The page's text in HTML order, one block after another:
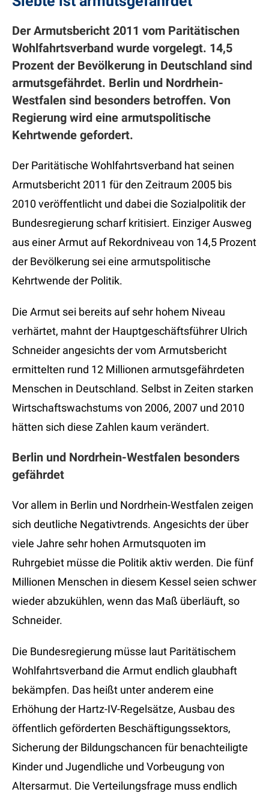
Der Armutsbericht 2011 vom Paritätischen
Wohlfahrtsverband wurde vorgelegt. 14,5
Prozent der Bevölkerung in Deutschland sind
armutsgefährdet. Berlin und Nordrhein-
Westfalen sind besonders betroffen. Von
Regierung wird eine armutspolitische
Kehrtwende gefordert.
Der Paritätische Wohlfahrtsverband hat seinen
Armutsbericht 2011 für den Zeitraum 2005 bis
2010 veröffentlicht und dabei die Sozialpolitik der
Bundesregierung scharf kritisiert. Einziger Ausweg
aus einer Armut auf Rekordniveau von 14,5 Prozent
der Bevölkerung sei eine armutspolitische
Kehrtwende der Politik.
Die Armut sei bereits auf sehr hohem Niveau
verhärtet, mahnt der Hauptgeschäftsführer Ulrich
Schneider angesichts der vom Armutsbericht
ermittelten rund 12 Millionen armutsgefährdeten
Menschen in Deutschland. Selbst in Zeiten starken
Wirtschaftswachstums von 2006, 2007 und 2010
hätten sich diese Zahlen kaum verändert.
Berlin und Nordrhein-Westfalen besonders
gefährdet
Vor allem in Berlin und Nordrhein-Westfalen zeigen
sich deutliche Negativtrends. Angesichts der über
viele Jahre sehr hohen Armutsquoten im
Ruhrgebiet müsse die Politik aktiv werden. Die fünf
Millionen Menschen in diesem Kessel seien schwer
wieder abzukühlen, wenn das Maß überläuft, so
Schneider.
Die Bundesregierung müsse laut Paritätischem
Wohlfahrtsverband die Armut endlich glaubhaft
bekämpfen. Das heißt unter anderem eine
Erhöhung der Hartz-IV-Regelsätze, Ausbau des
öffentlich geförderten Beschäftigungssektors,
Sicherung der Bildungschancen für benachteiligte
Kinder und Jugendliche und Vorbeugung von
Altersarmut. Die Verteilungsfrage muss endlich